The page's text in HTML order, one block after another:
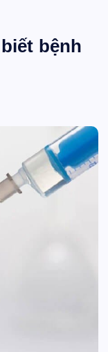
bệnh